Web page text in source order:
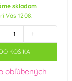
skladom
Vás 12.08.
+
DO KOŠÍKA
obľúbených